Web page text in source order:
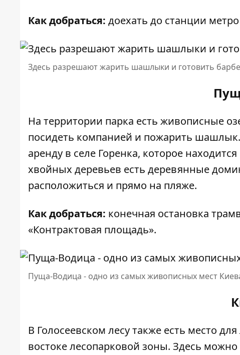
Как добраться: доехать до станции
Здесь разрешают жарить шашлыки и готовить
На территории парка есть живописные
посидеть компанией и пожарить шашлык.
аренду в селе Горенка, которое
хвойных деревьев есть деревянные
расположиться и прямо на пляже.
Как добраться: конечная остановка
«Контрактовая площадь».
Пуща-Водица - одно из самых живописных мест
В Голосеевском лесу также есть место
востоке лесопарковой зоны. Здесь